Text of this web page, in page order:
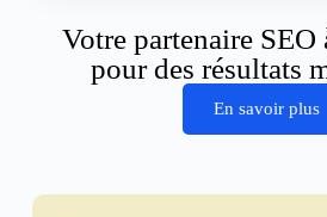
Votre partenaire SEO
pour des résultats
En savoir plus